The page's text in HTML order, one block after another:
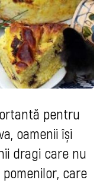
pentru
oamenii își
dragi care nu
care